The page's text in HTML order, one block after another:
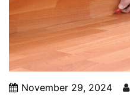
November 29, 2024